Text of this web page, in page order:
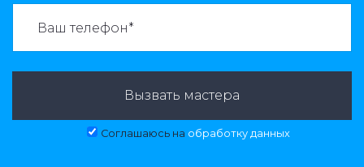
Вызвать мастера
Соглашаюсь на обработку данных